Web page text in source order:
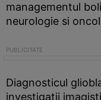
managementul
neurologie si
Diagnosticul
investigatii